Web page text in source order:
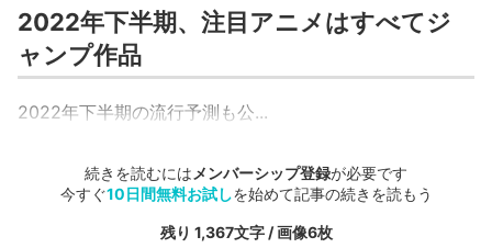
2022年下半期、注目アニメはすべてジ
ャンプ作品
2022年下半期の流行予測も公...
続きを読むには メンバーシップ登録が必要です
今すぐ10日間無料お試しを始めて記事の続きを読もう
残り 1,367文字 / 画像6枚